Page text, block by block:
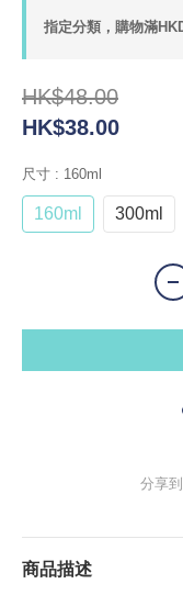
指定分類，購物滿
HK$48.00
HK$38.00
尺寸 : 160ml
160ml 300ml
分享到
商品描述